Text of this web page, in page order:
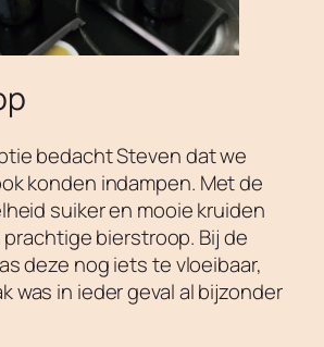
bedacht Steven dat we
konden indampen. Met de
suiker en mooie kruiden
prachtige bierstroop. Bij de
deze nog iets te vloeibaar,
was in ieder geval al bijzonder